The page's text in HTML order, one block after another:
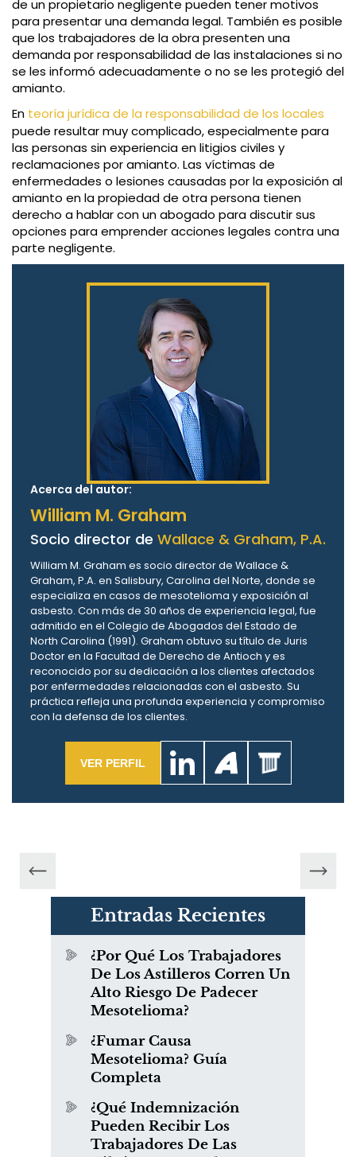
de un propietario negligente pueden tener motivos
para presentar una demanda legal. También es posible
que los trabajadores de la obra presenten una
demanda por responsabilidad de las instalaciones si no
se les informó adecuadamente o no se les protegió del
amianto.
En teoría jurídica de la responsabilidad de los locales
puede resultar muy complicado, especialmente para
las personas sin experiencia en litigios civiles y
reclamaciones por amianto. Las víctimas de
enfermedades o lesiones causadas por la exposición al
amianto en la propiedad de otra persona tienen
derecho a hablar con un abogado para discutir sus
opciones para emprender acciones legales contra una
parte negligente.
Acerca del autor:
William M. Graham
Socio director de Wallace & Graham, P.A.
William M. Graham es socio director de Wallace &
Graham, P.A. en Salisbury, Carolina del Norte, donde se
especializa en casos de mesotelioma y exposición al
asbesto. Con más de 30 años de experiencia legal, fue
admitido en el Colegio de Abogados del Estado de
North Carolina (1991). Graham obtuvo su título de Juris
Doctor en la Facultad de Derecho de Antioch y es
reconocido por su dedicación a los clientes afectados
por enfermedades relacionadas con el asbesto. Su
práctica refleja una profunda experiencia y compromiso
con la defensa de los clientes.
VER PERFIL
Entradas Recientes
¿Por Qué Los Trabajadores
De Los Astilleros Corren Un
Alto Riesgo De Padecer
Mesotelioma?
¿Fumar Causa
Mesotelioma? Guía
Completa
¿Qué Indemnización
Pueden Recibir Los
Trabajadores De Las